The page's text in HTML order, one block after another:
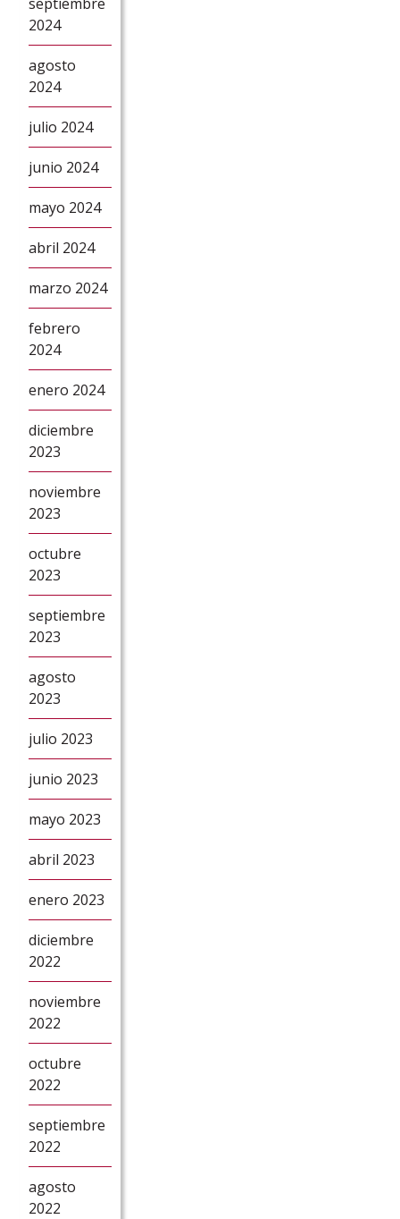
2024
agosto
2024
julio 2024
junio 2024
mayo 2024
abril 2024
marzo 2024
febrero
2024
enero 2024
diciembre
2023
noviembre
2023
octubre
2023
septiembre
2023
agosto
2023
julio 2023
junio 2023
mayo 2023
abril 2023
enero 2023
diciembre
2022
noviembre
2022
octubre
2022
septiembre
2022
agosto
2022